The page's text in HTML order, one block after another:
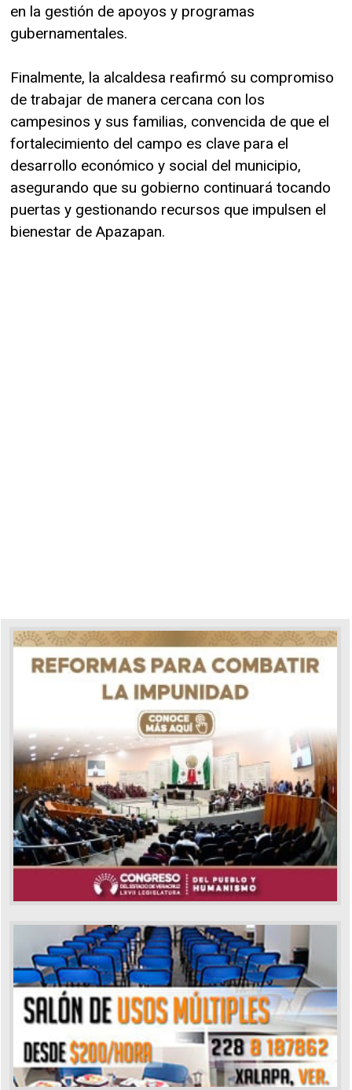
en la gestión de apoyos y programas
gubernamentales.
Finalmente, la alcaldesa reafirmó su compromiso
de trabajar de manera cercana con los
campesinos y sus familias, convencida de que el
fortalecimiento del campo es clave para el
desarrollo económico y social del municipio,
asegurando que su gobierno continuará tocando
puertas y gestionando recursos que impulsen el
bienestar de Apazapan.